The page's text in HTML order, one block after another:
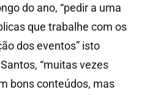
do ano, “pedir a uma
que trabalhe com os
dos eventos” isto
“muitas vezes
bons conteúdos, mas